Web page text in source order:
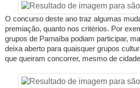
O concurso deste ano traz algumas
premiação, quanto nos critérios. Por
grupos de Parnaíba podiam participar,
deixa aberto para quaisquer grupos
que queiram concorrer, mesmo de